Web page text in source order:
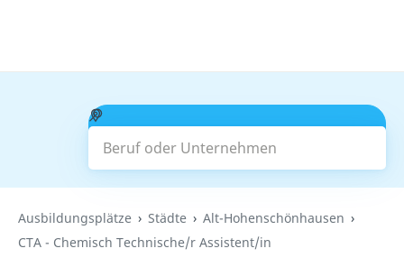
Beruf oder Unternehmen
Suchen
Ausbildungsplätze Städte
Alt-Hohenschönhausen
CTA - Chemisch Technische/r Assistent/in